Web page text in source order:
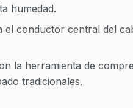
humedad.
el conductor central del
la herramienta de
tradicionales.